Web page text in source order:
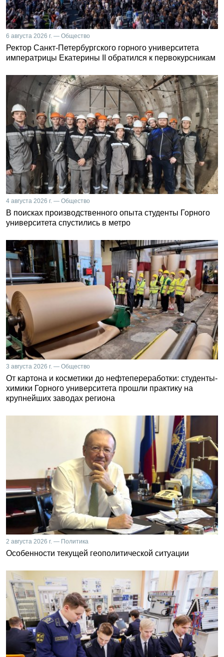
6 августа 2026 г. — Общество
Ректор Санкт-Петербургского горного университета
императрицы Екатерины II обратился к первокурсникам
4 августа 2026 г. — Общество
В поисках производственного опыта студенты Горного
университета спустились в метро
3 августа 2026 г. — Общество
От картона и косметики до нефтепереработки: студенты-
химики Горного университета прошли практику на
крупнейших заводах региона
2 августа 2026 г. — Политика
Особенности текущей геополитической ситуации